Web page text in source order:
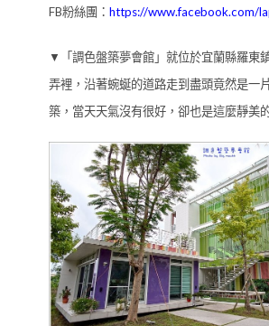
FB粉絲團： https://www.facebook.com/
▼「調色盤築夢會館」就位於宜蘭縣羅東
弄裡，沿著蜿蜒的道路走到盡頭竟然是一
築，當天天氣沒有很好，卻也是這麼靜美